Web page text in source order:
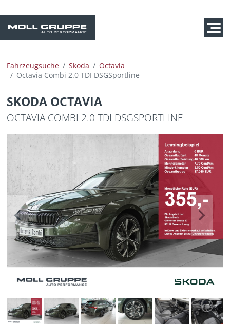
Fahrzeugsuche Skoda
Octavia
Octavia Combi 2.0 TDI DSGSportline
SKODA OCTAVIA
OCTAVIA COMBI 2.0 TDI DSGSPORTLINE
Previous Next